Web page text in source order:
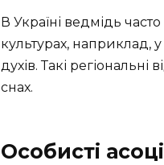
В Україні ведмідь
культурах, наприклад,
духів. Такі
снах.
Особисті